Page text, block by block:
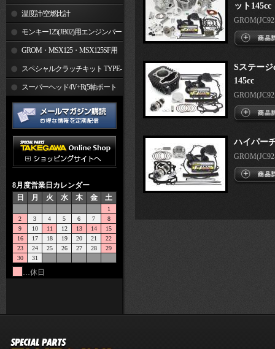
温度計/空燃比計
モンキー125(JB02)用エンジンパー
ツ GROM・MSX125・MSX125SF用
エンジンパーツ
スペシャルクラッチキット TYPE-
スーパーヘッド4V+R(5軸ポート
加工)
8月度営業日カレンダー
日
月 火 水 木 金 土
1
2
3 4 5 6 7
8
9
10 11 12 13 14
15
16
17 18 19 20 21
22
23
24 25 26 27 28
29
30
31
…休日
ット145cc
Sステー
145cc
ハイパー